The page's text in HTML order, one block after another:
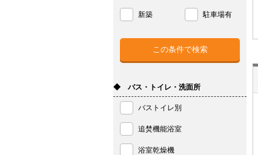
新築 駐車場有
◆ バス・トイレ・洗面所
バストイレ別
追焚機能浴室
浴室乾燥機